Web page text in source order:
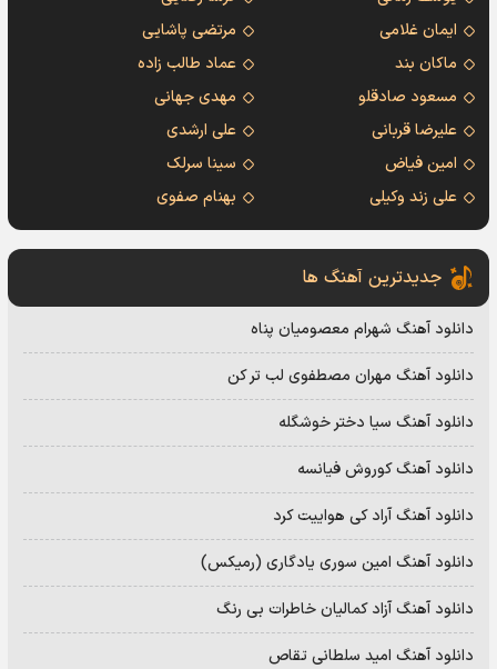
ایمان غلامی
مرتضی پاشایی
ماکان بند
عماد طالب زاده
مسعود صادقلو
مهدی جهانی
علیرضا قربانی
علی ارشدی
امین فیاض
سینا سرلک
علی زند وکیلی
بهنام صفوی
جدیدترین آهنگ ها
دانلود آهنگ شهرام معصومیان پناه
دانلود آهنگ مهران مصطفوی لب تر کن
دانلود آهنگ سیا دختر خوشگله
دانلود آهنگ کوروش فیانسه
دانلود آهنگ آراد کی هواییت کرد
دانلود آهنگ امین سوری یادگاری (رمیکس)
دانلود آهنگ آزاد کمالیان خاطرات بی رنگ
دانلود آهنگ امید سلطانی تقاص